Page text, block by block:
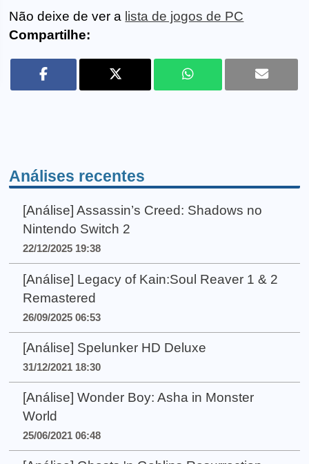
Não deixe de ver a lista de jogos de PC
Compartilhe:
Análises recentes
[Análise] Assassin’s Creed: Shadows no
Nintendo Switch 2
22/12/2025 19:38
[Análise] Legacy of Kain:Soul Reaver 1 & 2
Remastered
26/09/2025 06:53
[Análise] Spelunker HD Deluxe
31/12/2021 18:30
[Análise] Wonder Boy: Asha in Monster
World
25/06/2021 06:48